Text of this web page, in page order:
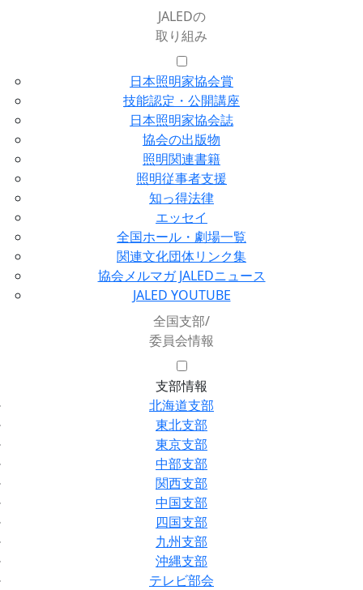
JALEDの
取り組み
日本照明家協会賞
技能認定・公開講座
日本照明家協会誌
協会の出版物
照明関連書籍
照明従事者支援
知っ得法律
エッセイ
全国ホール・劇場一覧
関連文化団体リンク集
協会メルマガ JALEDニュース
JALED YOUTUBE
全国支部/
委員会情報
支部情報
北海道支部
東北支部
東京支部
中部支部
関西支部
中国支部
四国支部
九州支部
沖縄支部
テレビ部会